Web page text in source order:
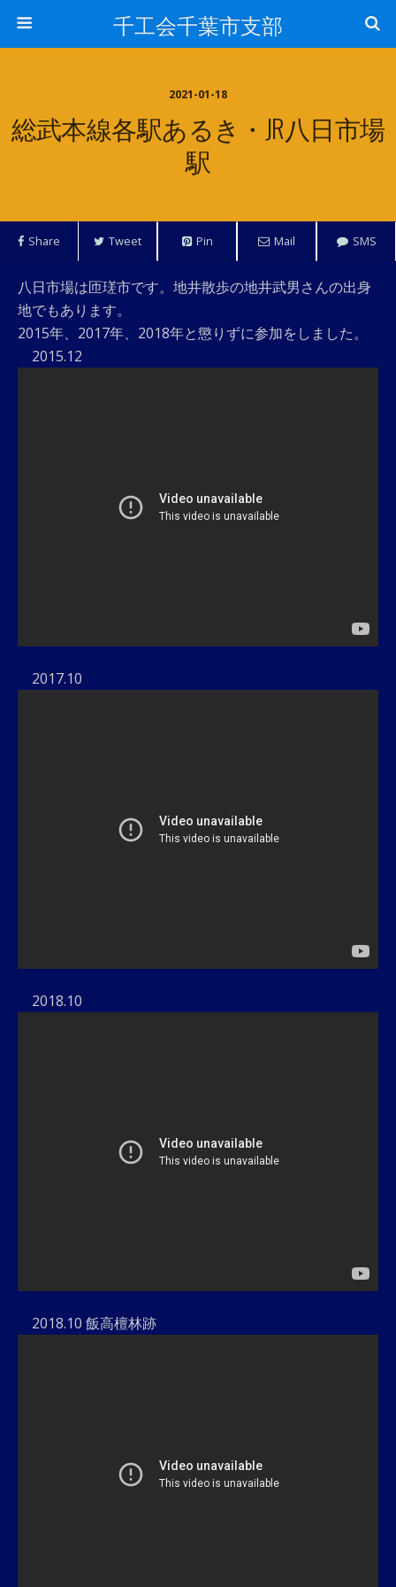
千工会千葉市支部
2021-01-18
総武本線各駅あるき・JR八日市場
駅
Share Tweet Pin Mail SMS
八日市場は匝瑳市です。地井散歩の地井武男さんの出身
地でもあります。
2015年、2017年、2018年と懲りずに参加をしました。
2015.12
2017.10
2018.10
2018.10 飯高檀林跡